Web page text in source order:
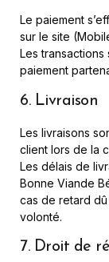
Le paiement
sur le site
Les
paiement
6. Livraison
Les livraisons
client lors de la
Les délais de
Bonne Viande
cas de retard
volonté.
7. Droit de